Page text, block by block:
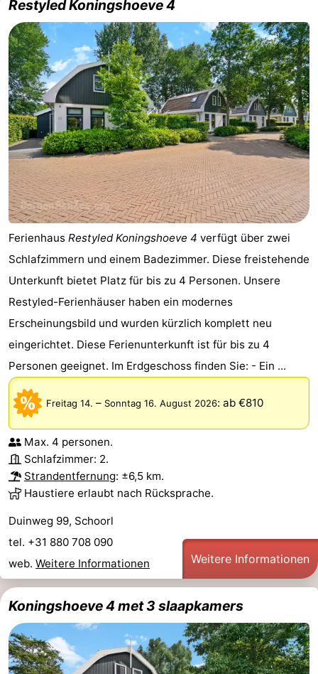
Restyled Koningshoeve 4
Ferienhaus Restyled Koningshoeve 4 verfügt über zwei
Schlafzimmern und einem Badezimmer. Diese freistehende
Unterkunft bietet Platz für bis zu 4 Personen. Unsere
Restyled-Ferienhäuser haben ein modernes
Erscheinungsbild und wurden kürzlich komplett neu
eingerichtet. Diese Ferienunterkunft ist für bis zu 4
Personen geeignet. Im Erdgeschoss finden Sie: - Ein ...
Freitag 14. – Sonntag 16. August 2026: ab €810
Max. 4 personen.
Schlafzimmer: 2.
Strandentfernung: ±6,5 km.
Haustiere erlaubt nach Rücksprache.
Duinweg 99, Schoorl
tel. +31 880 708 090
web. Weitere Informationen Weitere Informationen
Koningshoeve 4 met 3 slaapkamers